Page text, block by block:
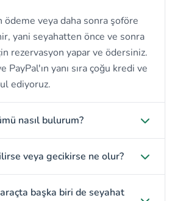
veya daha sonra şoföre
yani seyahatten önce ve sonra
rezervasyon yapar ve ödersiniz.
PayPal'ın yanı sıra çoğu kredi ve
ediyoruz.
nasıl bulurum?
veya gecikirse ne olur?
başka biri de seyahat